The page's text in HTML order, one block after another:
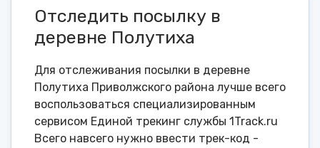
Отследить посылку в
деревне Полутиха
Для отслеживания посылки в деревне
Полутиха Приволжского района лучше всего
воспользоваться специализированным
сервисом Единой трекинг службы 1Track.ru
Всего навсего нужно ввести трек-код -